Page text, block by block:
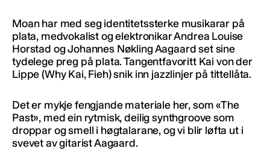
Moan har med seg identitetssterke musikarar på
plata, medvokalist og elektronikar Andrea Louise
Horstad og Johannes Nøkling Aagaard set sine
tydelege preg på plata. Tangentfavoritt Kai von der
Lippe (Why Kai, Fieh) snik inn jazzlinjer på tittellåta.
Det er mykje fengjande materiale her, som «The
Past», med ein rytmisk, deilig synthgroove som
droppar og smell i høgtalarane, og vi blir løfta ut i
svevet av gitarist Aagaard.